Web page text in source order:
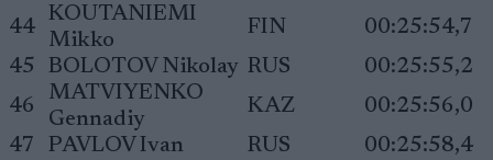
44
KOUTANIEMI
Mikko
FIN
00:25:54,7
45
BOLOTOV Nikolay RUS
00:25:55,2
46
MATVIYENKO
Gennadiy
KAZ
00:25:56,0
47
PAVLOV Ivan RUS
00:25:58,4